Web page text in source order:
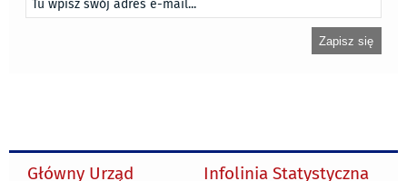
Główny Urząd
Infolinia Statystyczna